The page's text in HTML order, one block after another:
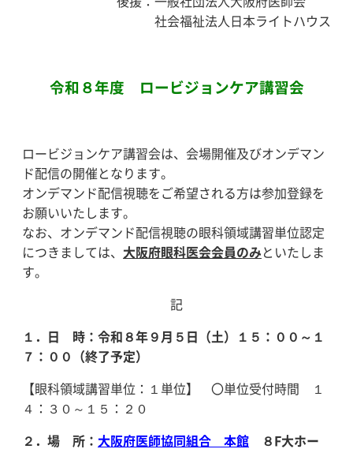
社会福祉法人日本ライトハウス
令和８年度 ロービジョンケア講習会
ロービジョンケア講習会は、会場開催及びオンデマン
ド配信の開催となります。
オンデマンド配信視聴をご希望される方は参加登録を
お願いいたします。
なお、オンデマンド配信視聴の眼科領域講習単位認定
につきましては、 大阪府眼科医会会員のみ といたしま
す。
記
１．日 時： 令和８年９ 月５ 日（土）１５：００～１
７：００
（終了予定）
【眼科領域講習単位：１単位】 〇単位受付時間 １
４：３０～１５：２０
２．場 所： 大阪府医師協同組合 本館 ８F大ホー